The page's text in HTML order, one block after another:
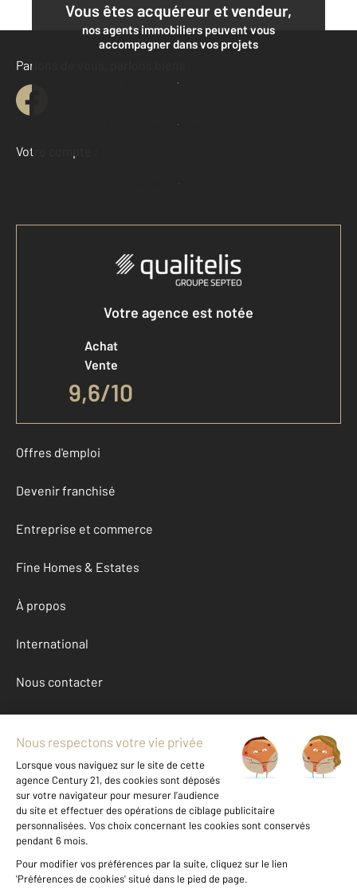
Vous êtes acquéreur et vendeur,
nos agents immobiliers peuvent vous
accompagner dans vos projets
Contacter l'agence
Demander une estimation
Parlons de vous, parlons biens
Votre compte :
Accéder à mon compte
Votre agence est notée
Achat
Vente
9,6/10
Offres d'emploi
Devenir franchisé
Entreprise et commerce
Fine Homes & Estates
À propos
International
Nous contacter
Mentions légales & CGU et Barèmes d'honoraires
Données personnelles
Gestionnaire des cookies
Achat maison autour de NESLES (62152)